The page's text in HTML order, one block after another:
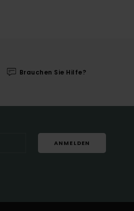
Brauchen Sie Hilfe?
ANMELDEN